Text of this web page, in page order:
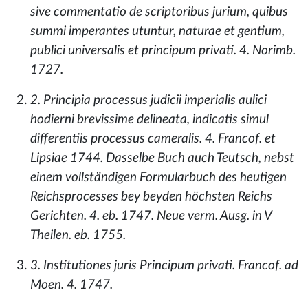
sive commentatio de scriptoribus jurium, quibus
summi imperantes utuntur, naturae et gentium,
publici universalis et principum privati. 4. Norimb.
1727.
2. Principia processus judicii imperialis aulici
hodierni brevissime delineata, indicatis simul
differentiis processus cameralis. 4. Francof. et
Lipsiae 1744. Dasselbe Buch auch Teutsch, nebst
einem vollständigen Formularbuch des heutigen
Reichsprocesses bey beyden höchsten Reichs
Gerichten. 4. eb. 1747. Neue verm. Ausg. in V
Theilen. eb. 1755.
3. Institutiones juris Principum privati. Francof. ad
Moen. 4. 1747.